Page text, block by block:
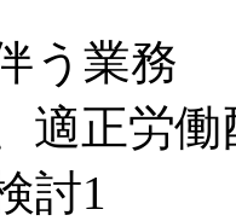
う業務
適正労
討1